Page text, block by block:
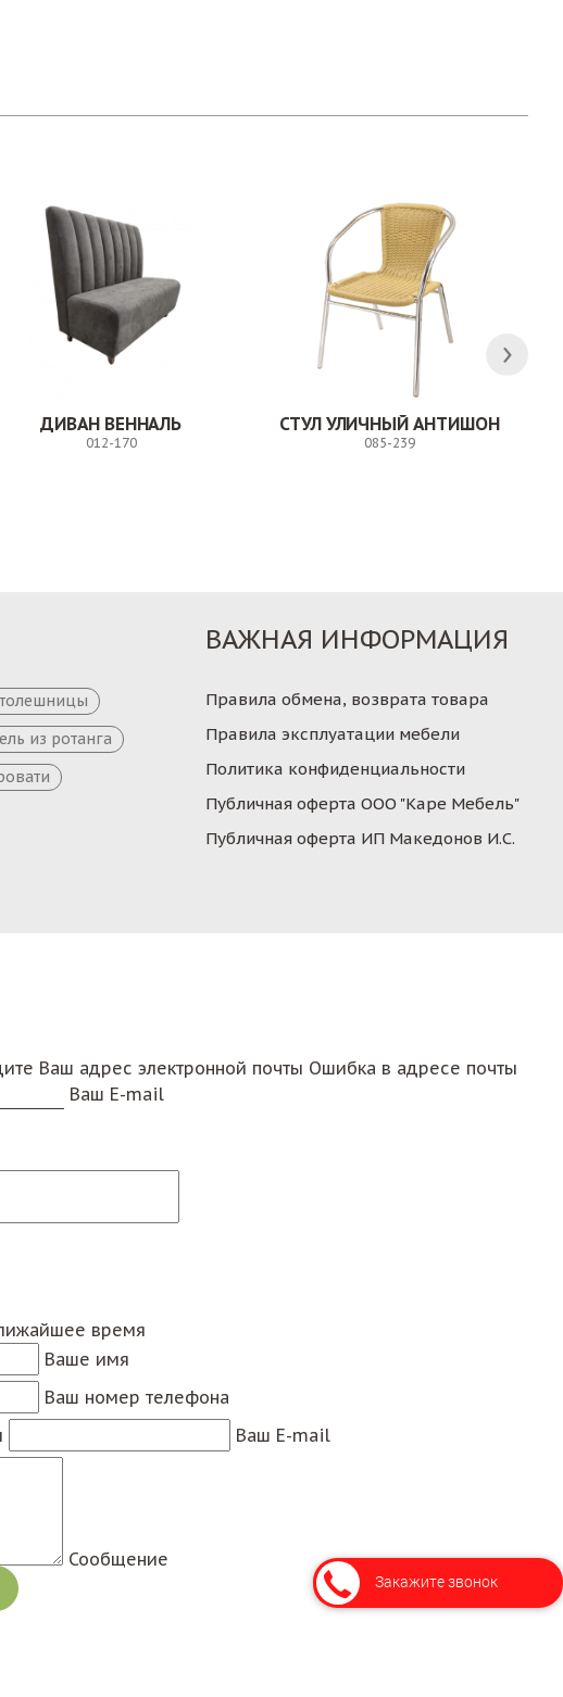
ДИВАН ВЕННАЛЬ
012-170
СТУЛ УЛИЧНЫЙ АНТИШОН
085-239
из ротанга
ВАЖНАЯ ИНФОРМАЦИЯ
Правила обмена, возврата товара
Правила эксплуатации мебели
Политика конфиденциальности
Публичная оферта ООО "Каре Мебель"
Публичная оферта ИП Македонов И.С.
Ваш адрес электронной почты Ошибка в адресе почты
Ваш E-mail
время
Ваше имя
Ваш номер телефона
Ваш E-mail
Сообщение
Закажите звонок